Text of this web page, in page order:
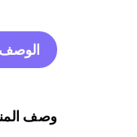
الوصف
وصف